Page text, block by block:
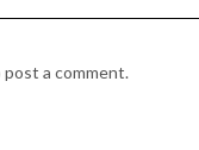
post a comment.